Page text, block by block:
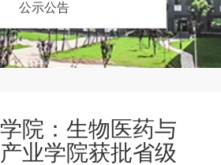
公示公告
院：生物医药与
业学院获批省级